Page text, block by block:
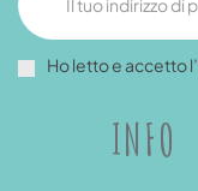
INFO
Ho letto e accetto l’